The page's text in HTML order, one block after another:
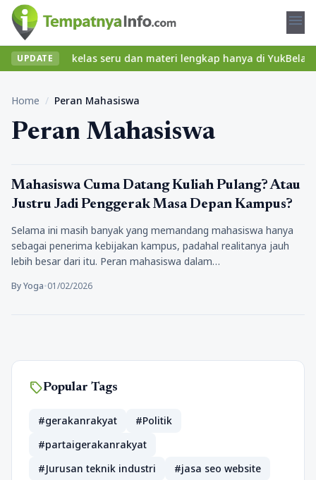
menu
UPDATEkelas seru dan materi lengkap hanya di
Home / Peran Mahasiswa
Peran Mahasiswa
Pendidikan
Mahasiswa Cuma Datang Kuliah Pulang? Atau
Justru Jadi Penggerak Masa Depan Kampus?
Selama ini masih banyak yang memandang mahasiswa hanya
sebagai penerima kebijakan kampus, padahal realitanya jauh
lebih besar dari itu. Peran mahasiswa dalam…
By Yoga•01/02/2026
sellPopular Tags
#gerakanrakyat
#Politik
#partaigerakanrakyat
#Jurusan teknik industri
#jasa seo website